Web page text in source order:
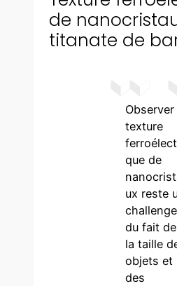
de
titanate de
Observer
texture
que de
ux reste
du fait de
la taille
objets et
des